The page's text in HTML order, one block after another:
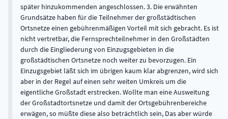
später hinzukommenden angeschlossen. 3. Die erwähnten
Grundsätze haben für die Teilnehmer der großstädtischen
Ortsnetze einen gebührenmäßigen Vorteil mit sich gebracht. Es ist
nicht vertretbar, die Fernsprechteilnehmer in den Großstädten
durch die Eingliederung von Einzugsgebieten in die
großstädtischen Ortsnetze noch weiter zu bevorzugen. Ein
Einzugsgebiet läßt sich im übrigen kaum klar abgrenzen, wird sich
aber in der Regel auf einen sehr weiten Umkreis um die
eigentliche Großstadt erstrecken. Wollte man eine Ausweitung
der Großstadtortsnetze und damit der Ortsgebührenbereiche
erwägen, so müßte diese also beträchtlich sein, Das aber würde